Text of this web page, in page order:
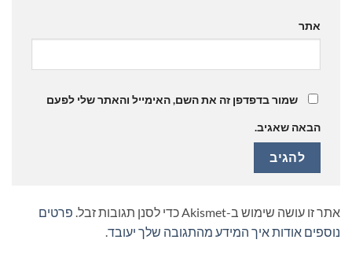
אתר
שמור בדפדפן זה את השם, האימייל והאתר שלי לפעם
הבאה שאגיב.
אתר זו עושה שימוש ב-Akismet כדי לסנן תגובות זבל.
פרטים
נוספים אודות איך המידע מהתגובה שלך יעובד